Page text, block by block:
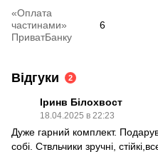
«Оплата
частинами»
ПриватБанку
6
Відгуки 2
Іринв Білохвост
18.04.2025 в 22:23
Дуже гарний комплект.
собі. Ствльчики зручні,